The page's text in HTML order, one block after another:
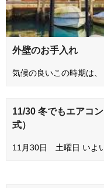
外壁のお手入れ
気候の良いこの時期は、
11/30 冬でもエアコ
式）
11月30日 土曜日 いよ